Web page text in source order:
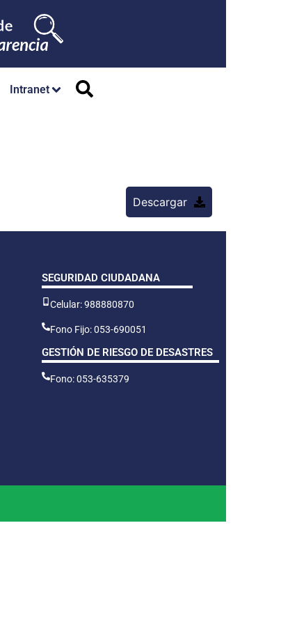
Intranet
Descargar
SEGURIDAD CIUDADANA
Celular: 988880870
Fono Fijo: 053-690051
GESTIÓN DE RIESGO DE DESASTRES
Fono: 053-635379